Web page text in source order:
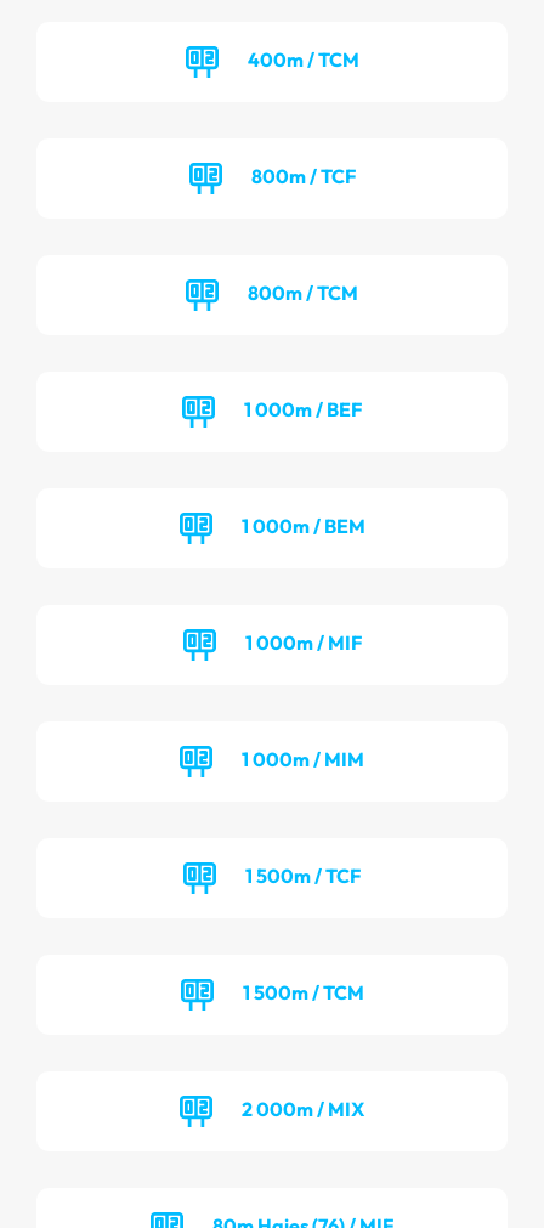
400m / TCM
800m / TCF
800m / TCM
1 000m / BEF
1 000m / BEM
1 000m / MIF
1 000m / MIM
1 500m / TCF
1 500m / TCM
2 000m / MIX